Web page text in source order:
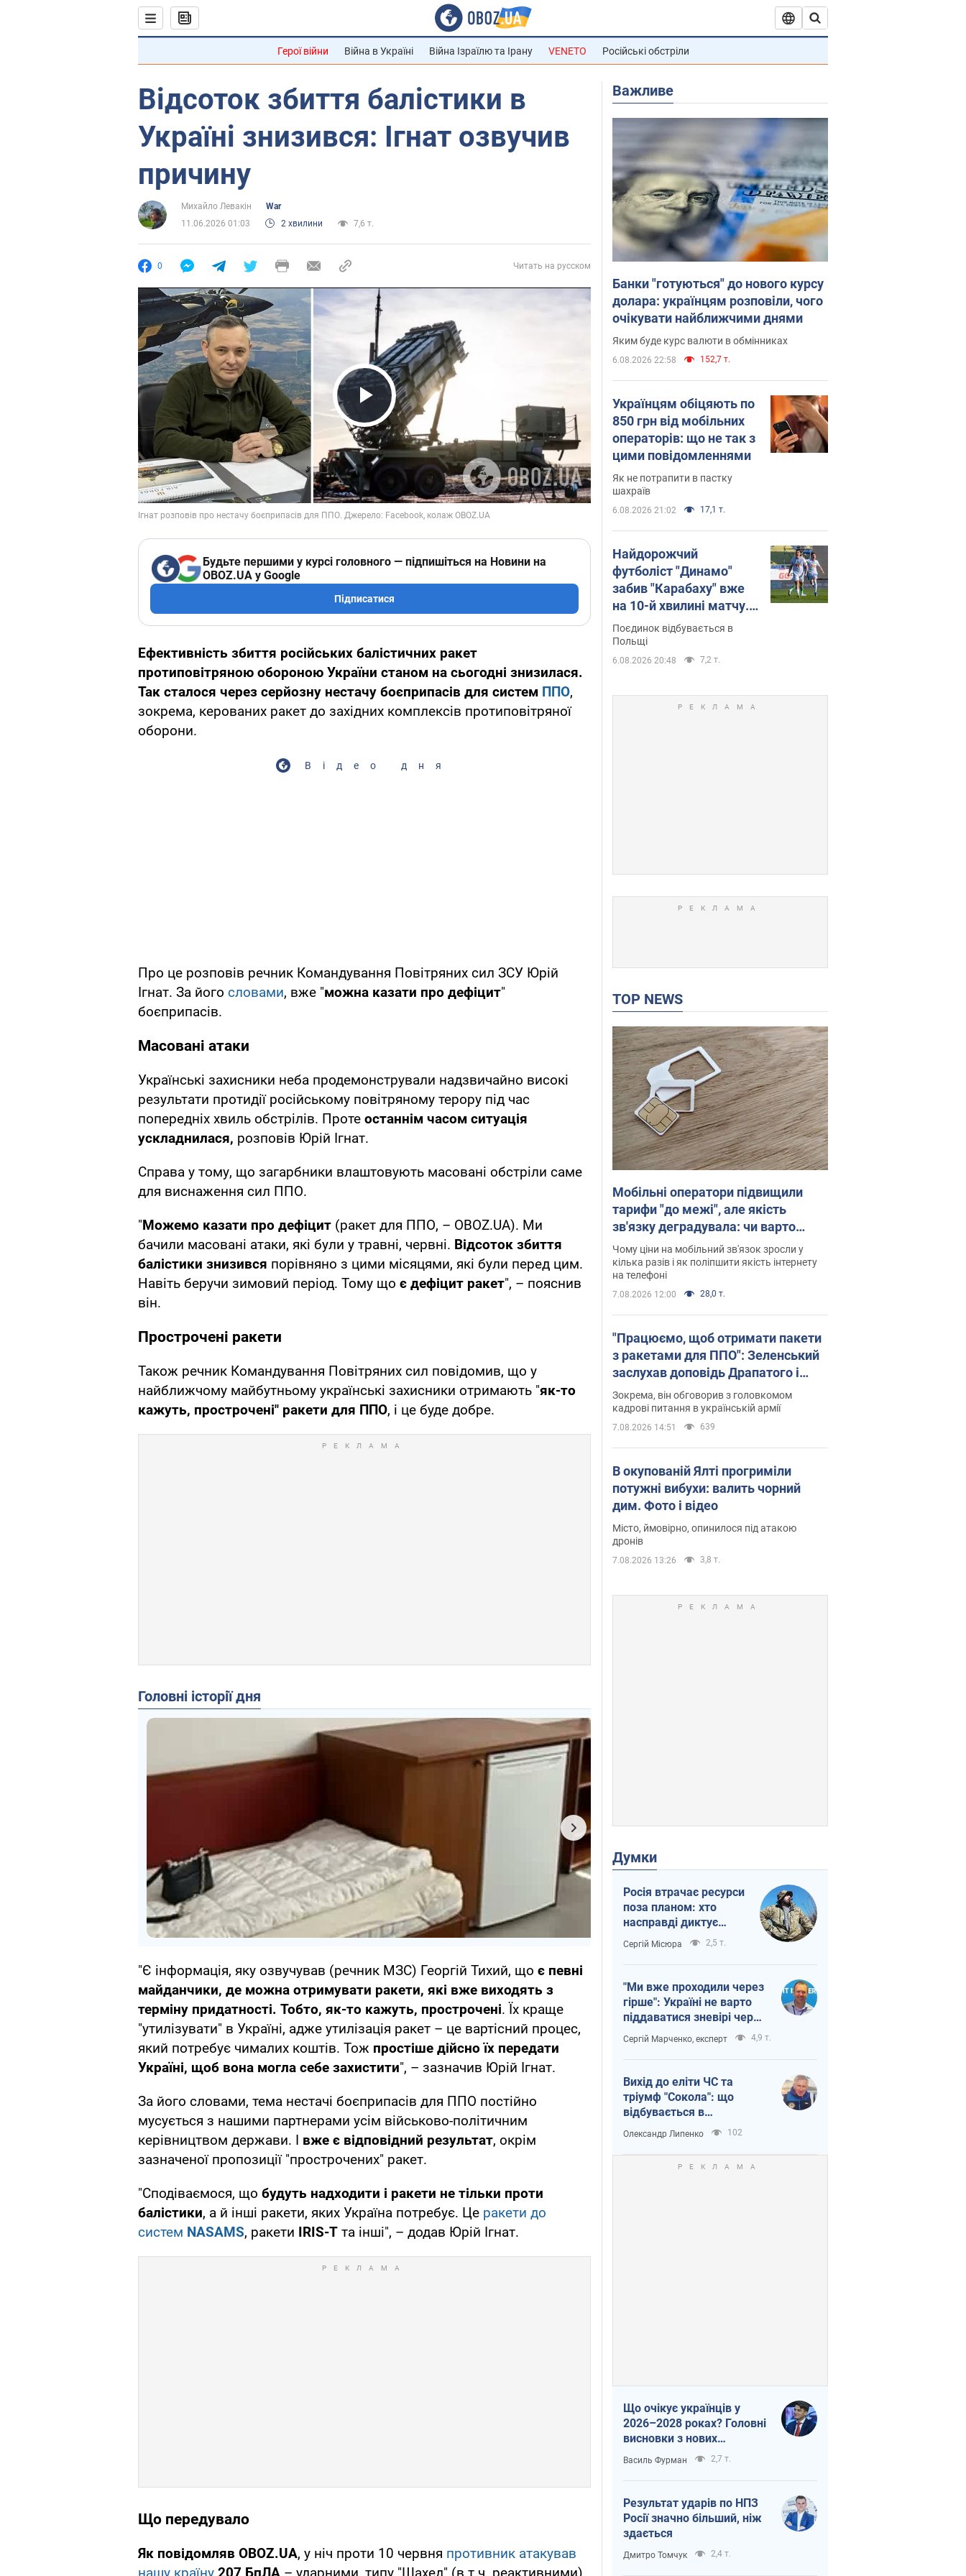
Герої війни Війна в Україні Війна Ізраїлю та Ірану VENETO Російські обстріли
Відсоток збиття балістики в
Україні знизився: Ігнат озвучив
причину
Михайло Левакін
War
11.06.2026 01:03
2 хвилини 7,6 т.
0 Читать на русском
Play Video
Будьте першими у курсі головного — підпишіться на Новини на
OBOZ.UA у Google
Підписатися
Ефективність збиття російських балістичних ракет
протиповітряною обороною України станом на сьогодні знизилася.
Так сталося через серйозну нестачу боєприпасів для систем ППО,
зокрема, керованих ракет до західних комплексів протиповітряної
оборони.
Відео дня
Про це розповів речник Командування Повітряних сил ЗСУ Юрій
Ігнат. За його словами, вже "можна казати про дефіцит"
боєприпасів.
Масовані атаки
Українські захисники неба продемонстрували надзвичайно високі
результати протидії російському повітряному терору під час
попередніх хвиль обстрілів. Проте останнім часом ситуація
ускладнилася, розповів Юрій Ігнат.
Справа у тому, що загарбники влаштовують масовані обстріли саме
для виснаження сил ППО.
"Можемо казати про дефіцит (ракет для ППО, – OBOZ.UA). Ми
бачили масовані атаки, які були у травні, червні. Відсоток збиття
балістики знизився порівняно з цими місяцями, які були перед цим.
Навіть беручи зимовий період. Тому що є дефіцит ракет", – пояснив
він.
Прострочені ракети
Також речник Командування Повітряних сил повідомив, що у
найближчому майбутньому українські захисники отримають "як-то
кажуть, прострочені" ракети для ППО, і це буде добре.
Головні історії дня
"Є інформація, яку озвучував (речник МЗС) Георгій Тихий, що є певні
майданчики, де можна отримувати ракети, які вже виходять з
терміну придатності. Тобто, як-то кажуть, прострочені. Їх краще
"утилізувати" в Україні, адже утилізація ракет – це вартісний процес,
який потребує чималих коштів. Тож простіше дійсно їх передати
Україні, щоб вона могла себе захистити", – зазначив Юрій Ігнат.
За його словами, тема нестачі боєприпасів для ППО постійно
мусується з нашими партнерами усім військово-політичним
керівництвом держави. І вже є відповідний результат, окрім
зазначеної пропозиції "прострочених" ракет.
"Сподіваємося, що будуть надходити і ракети не тільки проти
балістики, а й інші ракети, яких Україна потребує. Це ракети до
систем NASAMS, ракети IRIS-T та інші", – додав Юрій Ігнат.
Що передувало
Як повідомляв OBOZ.UA, у ніч проти 10 червня противник атакував
Важливе
Банки "готуються" до нового курсу
долара: українцям розповіли, чого
очікувати найближчими днями
Яким буде курс валюти в обмінниках
6.08.2026 22:58 152,7 т.
Українцям обіцяють по
850 грн від мобільних
операторів: що не так з
цими повідомленнями
Як не потрапити в пастку
шахраїв
6.08.2026 21:02 17,1 т.
Найдорожчий
футболіст "Динамо"
забив "Карабаху" вже
на 10-й хвилині матчу.
Відео
Поєдинок відбувається в
Польщі
6.08.2026 20:48 7,2 т.
TOP NEWS
Мобільні оператори підвищили
тарифи "до межі", але якість
зв'язку деградувала: чи варто
скаржитись на ціни
Чому ціни на мобільний зв'язок зросли у
кілька разів і як поліпшити якість інтернету
на телефоні
7.08.2026 12:00 28,0 т.
"Працюємо, щоб отримати пакети
з ракетами для ППО": Зеленський
заслухав доповідь Драпатого і
анонсував нові кроки
Зокрема, він обговорив з головкомом
кадрові питання в українській армії
7.08.2026 14:51 639
В окупованій Ялті прогриміли
потужні вибухи: валить чорний
дим. Фото і відео
Місто, ймовірно, опинилося під атакою
дронів
7.08.2026 13:26 3,8 т.
Думки
Росія втрачає ресурси
поза планом: хто
насправді диктує
темп війни
Сергій Місюра 2,5 т.
"Ми вже проходили через
гірше": Україні не варто
піддаватися зневірі через
ракетний терор
Сергій Марченко, експерт 4,9 т.
Вихід до еліти ЧС та
тріумф "Сокола": що
відбувається в
українському хокеї
Олександр Липенко 102
Що очікує українців у
2026–2028 роках? Головні
висновки з нових
прогнозів від НБУ
Василь Фурман 2,7 т.
Результат ударів по НПЗ
Росії значно більший, ніж
здається
Дмитро Томчук 2,4 т.